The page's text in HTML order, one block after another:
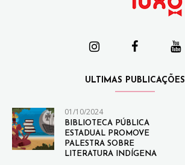
ULTIMAS PUBLICAÇÕES
01/10/2024
BIBLIOTECA PÚBLICA
ESTADUAL PROMOVE
PALESTRA SOBRE
LITERATURA INDÍGENA